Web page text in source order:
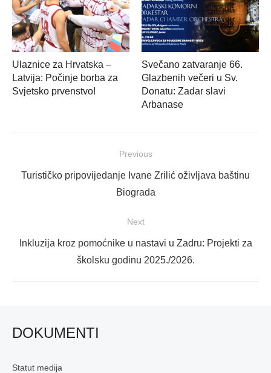
Ulaznice za Hrvatska –
Latvija: Počinje borba za
Svjetsko prvenstvo!
Svečano zatvaranje 66.
Glazbenih večeri u Sv.
Donatu: Zadar slavi
Arbanase
objava
Previous
Previous
Turističko pripovijedanje Ivane Zrilić oživljava baštinu
Biograda
Next
Next
Inkluzija kroz pomoćnike u nastavi u Zadru: Projekti za
školsku godinu 2025./2026.
DOKUMENTI
Statut medija